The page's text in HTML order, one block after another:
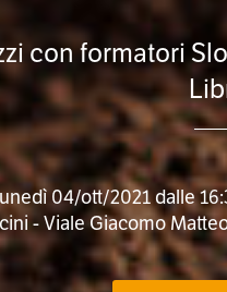
con formatori
04/ott/2021 dalle
- Viale Giacomo